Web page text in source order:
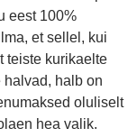
eest 100%
et sellel, kui
teiste kurikaelte
halb on
oluliselt
hea valik.